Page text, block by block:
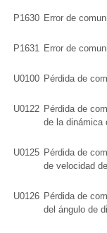
P1630 Error de
P1631 Error de
U0100 Pérdida de
U0122 Pérdida de
de la dinámica
U0125 Pérdida de
de velocidad
U0126 Pérdida de
del ángulo de